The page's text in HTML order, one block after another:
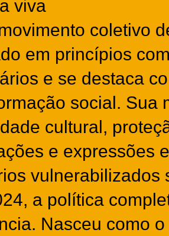
viva
coletivo
em princípios
e se destaca
social. Sua
cultural,
e expressões
vulnerabilizados
a política
Nasceu como